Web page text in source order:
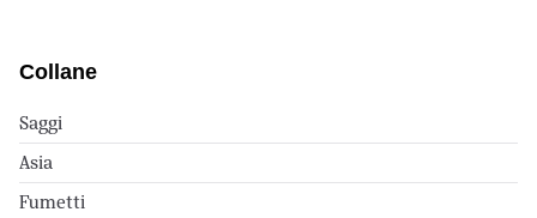
Collane
Saggi
Asia
Fumetti